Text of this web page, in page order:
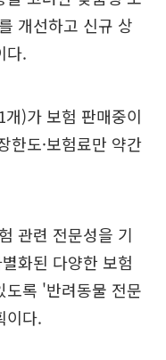
개선하고 신규 상
다.
)가 보험 판매중이
한도·보험료만 약간
관련 전문성을 기
화된 다양한 보험
도록 '반려동물 전문
이다.